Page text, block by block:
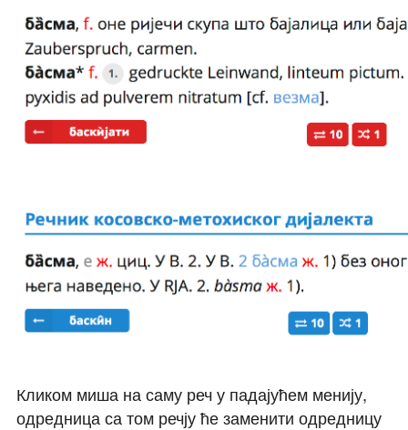
Кликом миша на саму реч у падајућем менију,
одредница са том речју ће заменити одредницу